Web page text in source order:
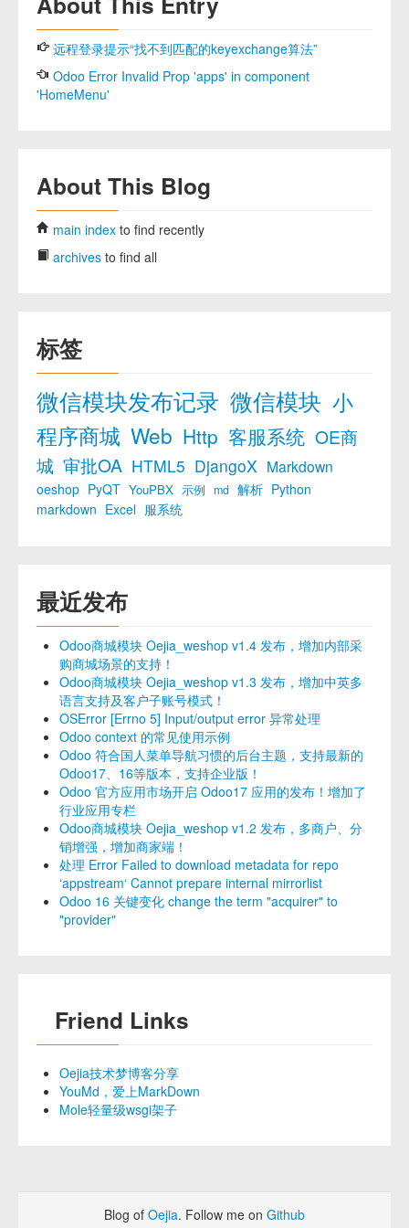
远程登录提示“找不到匹配的keyexchange算法”
Odoo Error Invalid Prop 'apps' in component
'HomeMenu'
About This Blog
main index to find recently
archives to find all
标签
微信模块发布记录 微信模块 小
程序商城 Web Http 客服系统 OE商
城 审批OA HTML5 DjangoX Markdown
oeshop PyQT YouPBX 示例 md 解析 Python
markdown Excel 服系统
最近发布
Odoo商城模块 Oejia_weshop v1.4 发布，增加内部采
购商城场景的支持！
Odoo商城模块 Oejia_weshop v1.3 发布，增加中英多
语言支持及客户子账号模式！
OSError [Errno 5] Input/output error 异常处理
Odoo context 的常见使用示例
Odoo 符合国人菜单导航习惯的后台主题，支持最新的
Odoo17、16等版本，支持企业版！
Odoo 官方应用市场开启 Odoo17 应用的发布！增加了
行业应用专栏
Odoo商城模块 Oejia_weshop v1.2 发布，多商户、分
销增强，增加商家端！
处理 Error Failed to download metadata for repo
‘appstream‘ Cannot prepare internal mirrorlist
Odoo 16 关键变化 change the term "acquirer" to
"provider"
Friend Links
Oejia技术梦博客分享
YouMd，爱上MarkDown
Mole轻量级wsgi架子
Blog of Oejia. Follow me on Github